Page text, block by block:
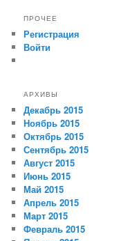
ПРОЧЕЕ
Регистрация
Войти
АРХИВЫ
Декабрь 2015
Ноябрь 2015
Октябрь 2015
Сентябрь 2015
Август 2015
Июнь 2015
Май 2015
Апрель 2015
Март 2015
Февраль 2015